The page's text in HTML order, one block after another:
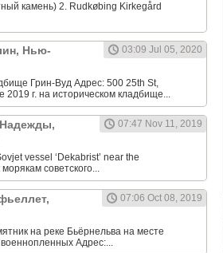
камень) 2. Rudkøbing Kirkegård
Нью-
03:09 Jul 05, 2020
Грин-Вуд Адрес: 500 25th St,
2019 г. на историческом кладбище...
07:47 Nov 11, 2019
vessel ‘Dekabrist’ near the
советского...
07:06 Oct 08, 2019
на реке Бьёрнельва на месте
военнопленных Адрес:...